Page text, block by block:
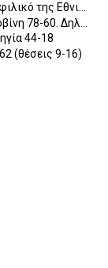
της Εθνι...
78-60. Δηλ...
44-18
(θέσεις 9-16)